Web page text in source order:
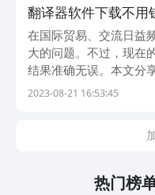
翻译器软件下载不用
在国际贸易、交流日益
大的问题。不过，现在
结果准确无误。本文分
界面简约清爽，实现多
2023-08-21 16:53:45
热门榜